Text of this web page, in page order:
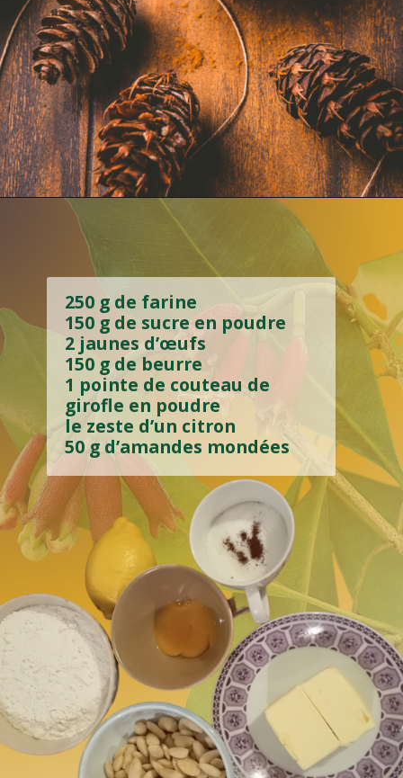
Ingrédients
3 blancs d’œufs
300 g ’amandesmoulues
250 g de sucre en poudre
zeste d’un demi-citron
1 c. à soupe de cannelle
250 g de farine
150 g de sucre en poudre
2 jaunes d’œufs
150 g de beurre
1 pointe de couteau de
girofle en poudre
le zeste d’un citron
50 g d’amandes mondées